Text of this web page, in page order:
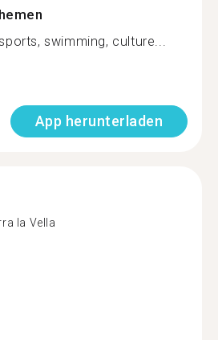
swimming, culture...
App herunterladen
la Vella